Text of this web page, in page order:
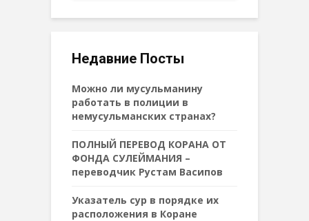
Недавние Посты
Можно ли мусульманину
работать в полиции в
немусульманских странах?
ПОЛНЫЙ ПЕРЕВОД КОРАНА ОТ
ФОНДА СУЛЕЙМАНИЯ –
переводчик Рустам Васипов
Указатель сур в порядке их
расположения в Коране